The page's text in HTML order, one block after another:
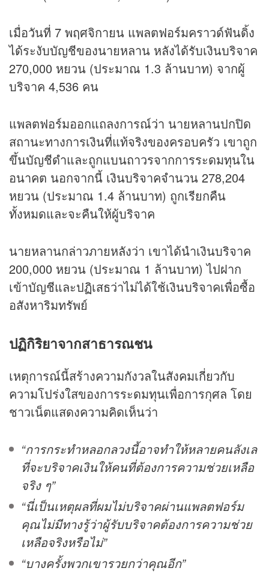
เมื่อวันที่ 7 พฤศจิกายน แพลตฟอร์มคราวด์ฟันดิ้ง
ได้ระงับบัญชีของนายหลาน หลังได้รับเงินบริจาค
270,000 หยวน (ประมาณ 1.3 ล้านบาท) จากผู้
บริจาค 4,536 คน
แพลตฟอร์มออกแถลงการณ์ว่า นายหลานปกปิด
สถานะทางการเงินที่แท้จริงของครอบครัว เขาถูก
ขึ้นบัญชีดำและถูกแบนถาวรจากการระดมทุนใน
อนาคต นอกจากนี้ เงินบริจาคจำนวน 278,204
หยวน (ประมาณ 1.4 ล้านบาท) ถูกเรียกคืน
ทั้งหมดและจะคืนให้ผู้บริจาค
นายหลานกล่าวภายหลังว่า เขาได้นำเงินบริจาค
200,000 หยวน (ประมาณ 1 ล้านบาท) ไปฝาก
เข้าบัญชีและปฏิเสธว่าไม่ได้ใช้เงินบริจาคเพื่อซื้อ
อสังหาริมทรัพย์
ปฏิกิริยาจากสาธารณชน
เหตุการณ์นี้สร้างความกังวลในสังคมเกี่ยวกับ
ความโปร่งใสของการระดมทุนเพื่อการกุศล โดย
ชาวเน็ตแสดงความคิดเห็นว่า
“การกระทำหลอกลวงนี้อาจทำให้หลายคนลังเล
ที่จะบริจาคเงินให้คนที่ต้องการความช่วยเหลือ
จริง ๆ”
“นี่เป็นเหตุผลที่ผมไม่บริจาคผ่านแพลตฟอร์ม
คุณไม่มีทางรู้ว่าผู้รับบริจาคต้องการความช่วย
เหลือจริงหรือไม่”
“บางครั้งพวกเขารวยกว่าคุณอีก”